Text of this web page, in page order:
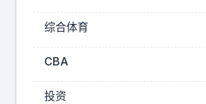
这
堤
丰
”
导
弹
系
综合体育
CBA
投资